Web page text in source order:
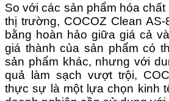
So với các sản phẩm hóa
thị trường, COCOZ Clean
bằng hoàn hảo giữa giá cả
giá thành của sản phẩm có
sản phẩm khác, nhưng với
quả làm sạch vượt trội,
thực sự là một lựa chọn kinh